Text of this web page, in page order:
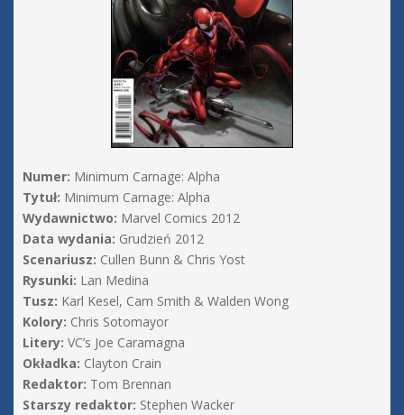
Numer: Minimum Carnage: Alpha
Tytuł: Minimum Carnage: Alpha
Wydawnictwo: Marvel Comics 2012
Data wydania: Grudzień 2012
Scenariusz: Cullen Bunn & Chris Yost
Rysunki: Lan Medina
Tusz: Karl Kesel, Cam Smith & Walden Wong
Kolory: Chris Sotomayor
Litery: VC’s Joe Caramagna
Okładka: Clayton Crain
Redaktor: Tom Brennan
Starszy redaktor: Stephen Wacker